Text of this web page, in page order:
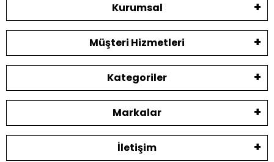
Kurumsal
Müşteri Hizmetleri
Kategoriler
Markalar
İletişim